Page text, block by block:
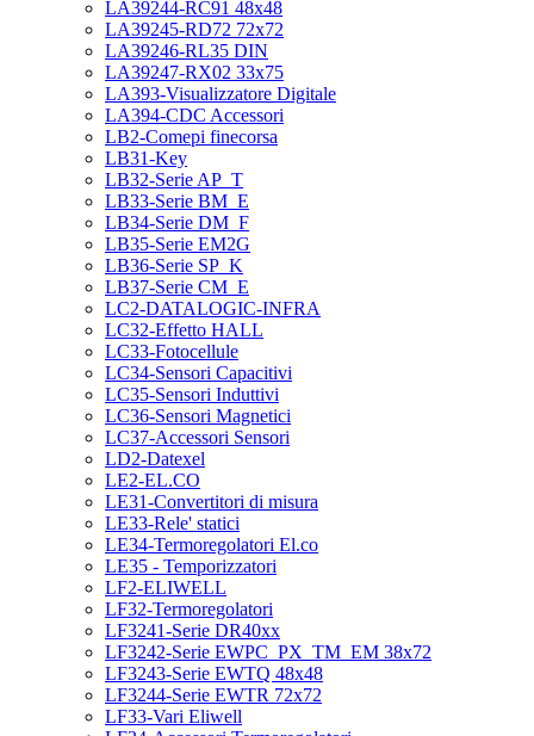
LA39244-RC91 48x48
LA39245-RD72 72x72
LA39246-RL35 DIN
LA39247-RX02 33x75
LA393-Visualizzatore Digitale
LA394-CDC Accessori
LB2-Comepi finecorsa
LB31-Key
LB32-Serie AP_T
LB33-Serie BM_E
LB34-Serie DM_F
LB35-Serie EM2G
LB36-Serie SP_K
LB37-Serie CM_E
LC2-DATALOGIC-INFRA
LC32-Effetto HALL
LC33-Fotocellule
LC34-Sensori Capacitivi
LC35-Sensori Induttivi
LC36-Sensori Magnetici
LC37-Accessori Sensori
LD2-Datexel
LE2-EL.CO
LE31-Convertitori di misura
LE33-Rele' statici
LE34-Termoregolatori El.co
LE35 - Temporizzatori
LF2-ELIWELL
LF32-Termoregolatori
LF3241-Serie DR40xx
LF3242-Serie EWPC_PX_TM_EM 38x72
LF3243-Serie EWTQ 48x48
LF3244-Serie EWTR 72x72
LF33-Vari Eliwell